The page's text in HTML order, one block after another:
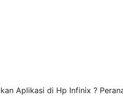
Aplikasi di Hp Infinix ?